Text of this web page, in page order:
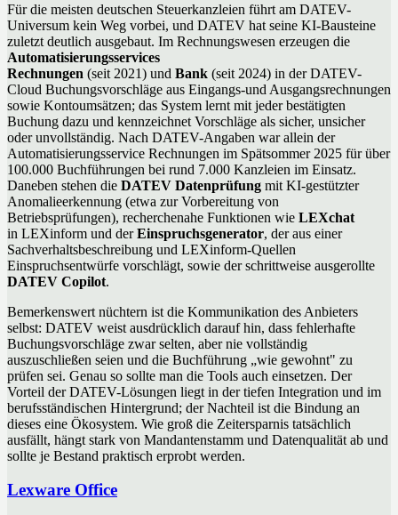
Für die meisten deutschen Steuerkanzleien führt am DATEV-
Universum kein Weg vorbei, und DATEV hat seine KI-Bausteine
zuletzt deutlich ausgebaut. Im Rechnungswesen erzeugen die
Automatisierungsservices
Rechnungen (seit 2021) und Bank (seit 2024) in der DATEV-
Cloud Buchungsvorschläge aus Eingangs-und Ausgangsrechnungen
sowie Kontoumsätzen; das System lernt mit jeder bestätigten
Buchung dazu und kennzeichnet Vorschläge als sicher, unsicher
oder unvollständig. Nach DATEV-Angaben war allein der
Automatisierungsservice Rechnungen im Spätsommer 2025 für über
100.000 Buchführungen bei rund 7.000 Kanzleien im Einsatz.
Daneben stehen die DATEV Datenprüfung mit KI-gestützter
Anomalieerkennung (etwa zur Vorbereitung von
Betriebsprüfungen), recherchenahe Funktionen wie LEXchat
in LEXinform und derEinspruchsgenerator, der aus einer
Sachverhaltsbeschreibung und LEXinform-Quellen
Einspruchsentwürfe vorschlägt, sowie der schrittweise ausgerollte
DATEV Copilot.
Bemerkenswert nüchtern ist die Kommunikation des Anbieters
selbst: DATEV weist ausdrücklich darauf hin, dass fehlerhafte
Buchungsvorschläge zwar selten, aber nie vollständig
auszuschließen seien und die Buchführung „wie gewohnt" zu
prüfen sei. Genau so sollte man die Tools auch einsetzen. Der
Vorteil der DATEV-Lösungen liegt in der tiefen Integration und im
berufsständischen Hintergrund; der Nachteil ist die Bindung an
dieses eine Ökosystem. Wie groß die Zeitersparnis tatsächlich
ausfällt, hängt stark von Mandantenstamm und Datenqualität ab und
sollte je Bestand praktisch erprobt werden.
Lexware Office